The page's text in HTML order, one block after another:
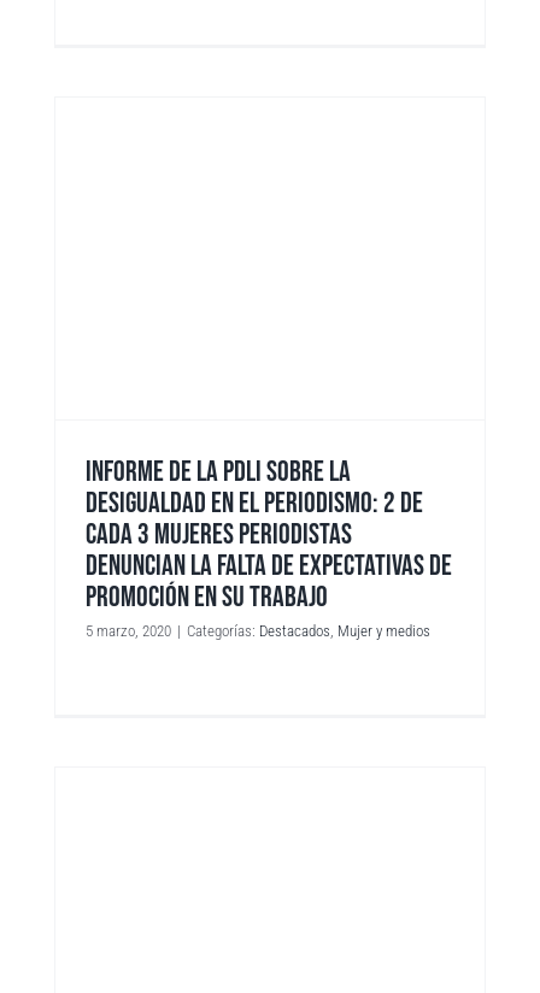
INFORME DE LA PDLI SOBRE LA
DESIGUALDAD EN EL PERIODISMO: 2 DE
CADA 3 MUJERES PERIODISTAS
DENUNCIAN LA FALTA DE EXPECTATIVAS DE
PROMOCIÓN EN SU TRABAJO
5 marzo, 2020 | Categorías: Destacados Mujer y medios